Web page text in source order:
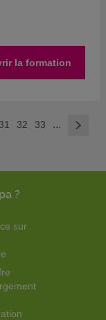
la formation
31 32 33 ... >
?
sur